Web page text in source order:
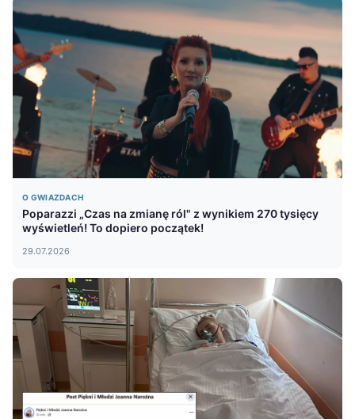
O GWIAZDACH
Poparazzi „Czas na zmianę ról" z wynikiem 270 tysięcy
wyświetleń! To dopiero początek!
29.07.2026